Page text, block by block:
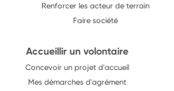
Renforcer les acteur de terrain
Faire société
Accueillir un volontaire
Concevoir un projet d'accueil
Mes démarches d'agrément